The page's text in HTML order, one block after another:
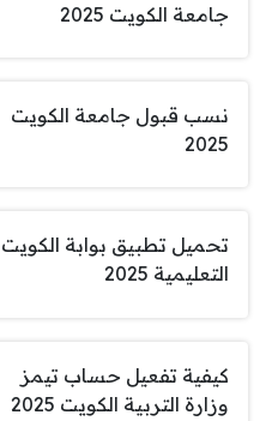
جامعة الكويت 2025
نسب قبول جامعة الكويت
2025
تحميل تطبيق بوابة الكويت
التعليمية 2025
كيفية تفعيل حساب تيمز
وزارة التربية الكويت 2025